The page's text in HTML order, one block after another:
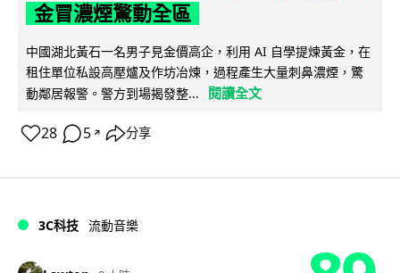
金冒濃煙驚動全區
中國湖北黃石一名男子見金價高企，利用 AI 自學提煉黃金，在
租住單位私設高壓爐及作坊冶煉，過程產生大量刺鼻濃煙，驚
動鄰居報警。警方到場揭發整...
閱讀全文
28 5 ↗ 分享
3C科技 流動音樂